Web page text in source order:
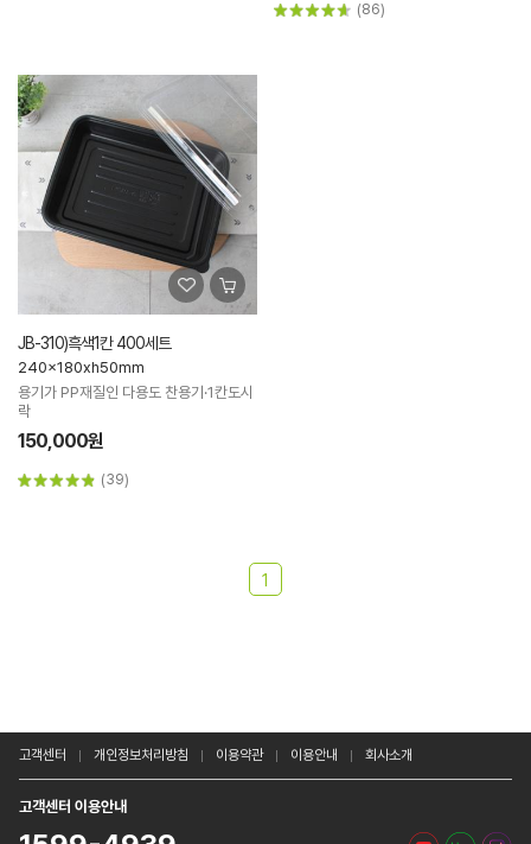
(86)
JB-310)흑색1칸 400세트
240x180xh50mm
용기가 PP재질인 다용도 찬용기·1칸도시
락
150,000원
(39)
1
고객센터 개인정보처리방침 이용약관 이용안내 회사소개
고객센터 이용안내